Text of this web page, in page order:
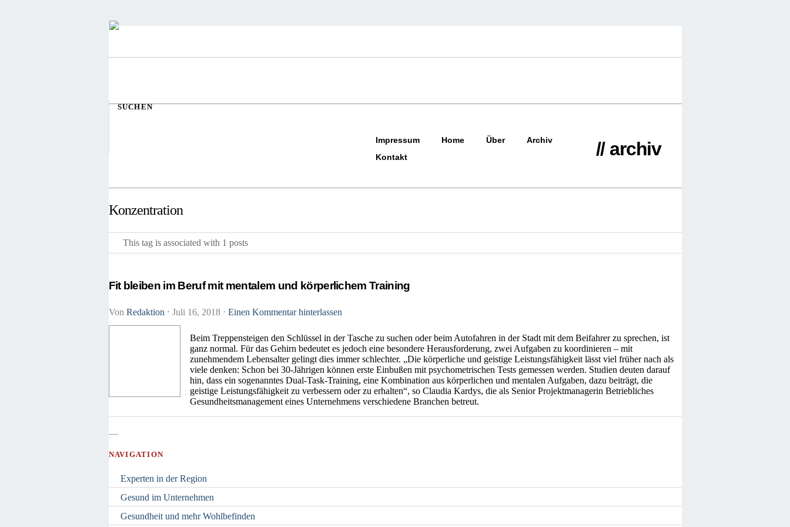
SUCHEN
Impressum Home Über
Archiv
Kontakt
// archiv
Konzentration
This tag is associated with 1 posts
Fit bleiben im Beruf mit mentalem und körperlichem Training
Von Redaktion ⋅ Juli 16, 2018 ⋅ Einen Kommentar hinterlassen
Beim Treppensteigen den Schlüssel in der Tasche zu suchen oder beim Autofahren in der Stadt mit dem Beifahrer zu sprechen, ist
ganz normal. Für das Gehirn bedeutet es jedoch eine besondere Herausforderung, zwei Aufgaben zu koordinieren – mit
zunehmendem Lebensalter gelingt dies immer schlechter. „Die körperliche und geistige Leistungsfähigkeit lässt viel früher nach als
viele denken: Schon bei 30-Jährigen können erste Einbußen mit psychometrischen Tests gemessen werden. Studien deuten darauf
hin, dass ein sogenanntes Dual-Task-Training, eine Kombination aus körperlichen und mentalen Aufgaben, dazu beiträgt, die
geistige Leistungsfähigkeit zu verbessern oder zu erhalten“, so Claudia Kardys, die als Senior Projektmanagerin Betriebliches
Gesundheitsmanagement eines Unternehmens verschiedene Branchen betreut.
—
NAVIGATION
Experten in der Region
Gesund im Unternehmen
Gesundheit und mehr Wohlbefinden